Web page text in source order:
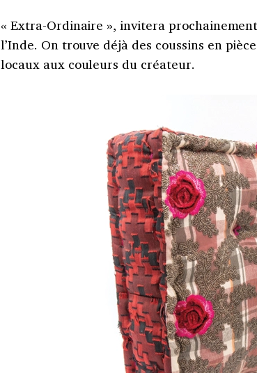
« Extra-Ordinaire », invitera
l’Inde. On trouve déjà des coussins en
locaux aux couleurs du créateur.